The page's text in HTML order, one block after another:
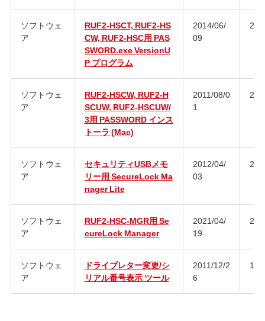
ソフトウェ
ア
RUF2-HSCT, RUF2-HS
CW, RUF2-HSC用 PAS
SWORD.exe VersionU
P プログラム
2014/06/
09
ソフトウェ
ア
RUF2-HSCW, RUF2-H
SCUW, RUF2-HSCUW/
3用 PASSWORD インス
トーラ (Mac)
2011/08/0
1
ソフトウェ
ア
セキュリティUSBメモ
リー用 SecureLock Ma
nager Lite
2012/04/
03
ソフトウェ
ア
RUF2-HSC-MGR用 Se
cureLock Manager
2021/04/
19
ソフトウェ
ア
ドライブレター変更/シ
リアル番号表示 ツール
2011/12/2
6